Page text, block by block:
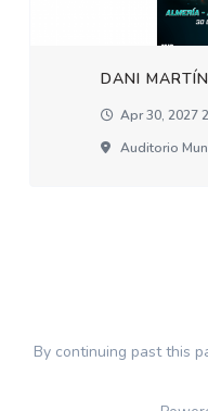
DANI
Apr 30, 2027
Auditorio
By continuing past this